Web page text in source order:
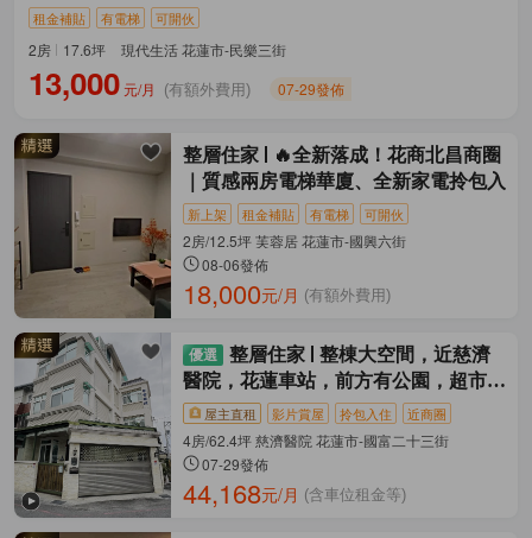
租金補貼 有電梯 可開伙
2房 17.6坪 現代生活 花蓮市-民樂三街
13,000 元/月 (有額外費用) 07-29發佈
整層住家
🔥全新落成！花商北昌商圈
｜質感兩房電梯華廈、全新家電拎包入
新上架 租金補貼 有電梯 可開伙
2房/12.5坪 芙蓉居 花蓮市-國興六街
08-06發佈
18,000元/月 (有額外費用)
整層住家
整棟大空間，近慈濟
醫院，花蓮車站，前方有公園，超市，
超商都有
屋主直租 影片賞屋 拎包入住 近商圈
4房/62.4坪 慈濟醫院 花蓮市-國富二十三街
07-29發佈
44,168元/月 (含車位租金等)